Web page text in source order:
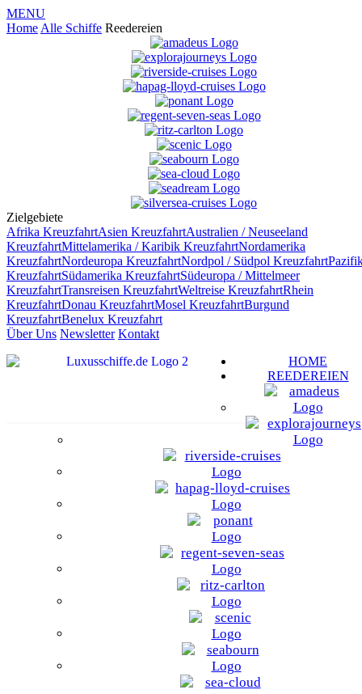
MENU
Home Alle Schiffe Reedereien
Zielgebiete
Afrika KreuzfahrtAsien KreuzfahrtAustralien / Neuseeland
KreuzfahrtMittelamerika / Karibik KreuzfahrtNordamerika
KreuzfahrtNordeuropa KreuzfahrtNordpol / Südpol Kreuzfahrt
KreuzfahrtSüdamerika KreuzfahrtSüdeuropa / Mittelmeer
KreuzfahrtTransreisen KreuzfahrtWeltreise KreuzfahrtRhein
KreuzfahrtDonau KreuzfahrtMosel KreuzfahrtBurgund
KreuzfahrtBenelux Kreuzfahrt
Über Uns Newsletter Kontakt
HOME
REEDEREIEN